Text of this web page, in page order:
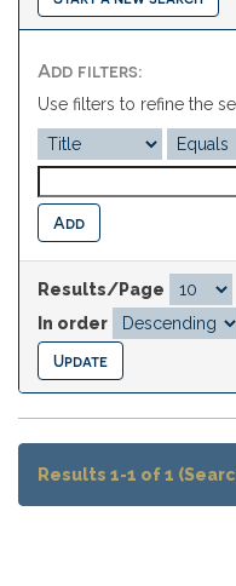
Add filters:
Use filters to refine the
Results/Page
In order
Results 1-1 of 1